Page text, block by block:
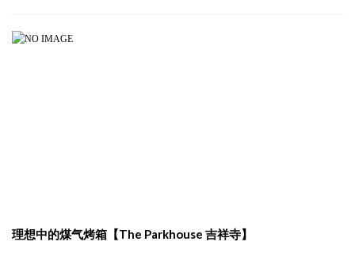
理想中的煤气烤箱【The Parkhouse 吉祥寺】